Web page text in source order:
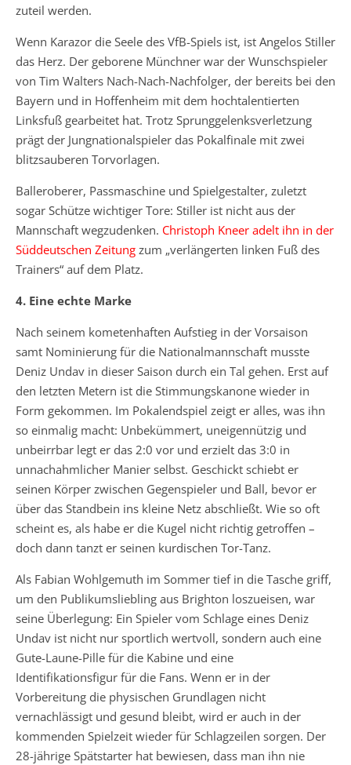
zuteil werden.
Wenn Karazor die Seele des VfB-Spiels ist, ist Angelos Stiller
das Herz. Der geborene Münchner war der Wunschspieler
von Tim Walters Nach-Nach-Nachfolger, der bereits bei den
Bayern und in Hoffenheim mit dem hochtalentierten
Linksfuß gearbeitet hat. Trotz Sprunggelenksverletzung
prägt der Jungnationalspieler das Pokalfinale mit zwei
blitzsauberen Torvorlagen.
Balleroberer, Passmaschine und Spielgestalter, zuletzt
sogar Schütze wichtiger Tore: Stiller ist nicht aus der
Mannschaft wegzudenken. Christoph Kneer adelt ihn in der
Süddeutschen Zeitung zum „verlängerten linken Fuß des
Trainers“ auf dem Platz.
4. Eine echte Marke
Nach seinem kometenhaften Aufstieg in der Vorsaison
samt Nominierung für die Nationalmannschaft musste
Deniz Undav in dieser Saison durch ein Tal gehen. Erst auf
den letzten Metern ist die Stimmungskanone wieder in
Form gekommen. Im Pokalendspiel zeigt er alles, was ihn
so einmalig macht: Unbekümmert, uneigennützig und
unbeirrbar legt er das 2:0 vor und erzielt das 3:0 in
unnachahmlicher Manier selbst. Geschickt schiebt er
seinen Körper zwischen Gegenspieler und Ball, bevor er
über das Standbein ins kleine Netz abschließt. Wie so oft
scheint es, als habe er die Kugel nicht richtig getroffen –
doch dann tanzt er seinen kurdischen Tor-Tanz.
Als Fabian Wohlgemuth im Sommer tief in die Tasche griff,
um den Publikumsliebling aus Brighton loszueisen, war
seine Überlegung: Ein Spieler vom Schlage eines Deniz
Undav ist nicht nur sportlich wertvoll, sondern auch eine
Gute-Laune-Pille für die Kabine und eine
Identifikationsfigur für die Fans. Wenn er in der
Vorbereitung die physischen Grundlagen nicht
vernachlässigt und gesund bleibt, wird er auch in der
kommenden Spielzeit wieder für Schlagzeilen sorgen. Der
28-jährige Spätstarter hat bewiesen, dass man ihn nie